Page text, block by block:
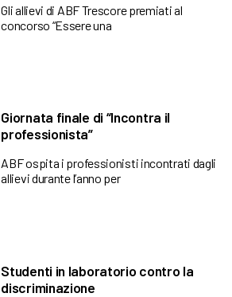
Gli allievi di ABF Trescore premiati al
concorso “Essere una
Giornata finale di “Incontra il
professionista”
ABF ospita i professionisti incontrati dagli
allievi durante l’anno per
Studenti in laboratorio contro la
discriminazione